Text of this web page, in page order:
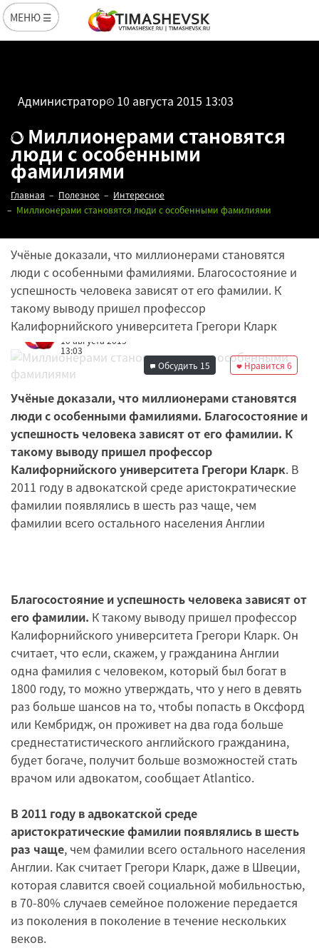
МЕНЮ ☰
Администратор 10 августа 2015 13:03
Миллионерами становятся
люди с особенными
фамилиями
Главная Полезное
Интересное
Миллионерами становятся люди с особенными фамилиями
Учёные доказали, что миллионерами становятся
люди с особенными фамилиями. Благосостояние и
успешность человека зависят от его фамилии. К
такому выводу пришел профессор
Калифорнийского университета Грегори Кларк
Редакция
10 августа 2015
13:03
Нравится6
Обсудить 15
Учёные доказали, что миллионерами становятся
люди с особенными фамилиями. Благосостояние и
успешность человека зависят от его фамилии. К
такому выводу пришел профессор
Калифорнийского университета Грегори Кларк. В
2011 году в адвокатской среде аристократические
фамилии появлялись в шесть раз чаще, чем
фамилии всего остального населения Англии
Благосостояние и успешность человека зависят от
его фамилии. К такому выводу пришел профессор
Калифорнийского университета Грегори Кларк. Он
считает, что если, скажем, у гражданина Англии
одна фамилия с человеком, который был богат в
1800 году, то можно утверждать, что у него в девять
раз больше шансов на то, чтобы попасть в Оксфорд
или Кембридж, он проживет на два года больше
среднестатистического английского гражданина,
будет богаче, получит больше возможностей стать
врачом или адвокатом, сообщает Atlantico.
В 2011 году в адвокатской среде
аристократические фамилии появлялись в шесть
раз чаще, чем фамилии всего остального населения
Англии. Как считает Грегори Кларк, даже в Швеции,
которая славится своей социальной мобильностью,
в 70-80% случаев семейное положение передается
из поколения в поколение в течение нескольких
веков.